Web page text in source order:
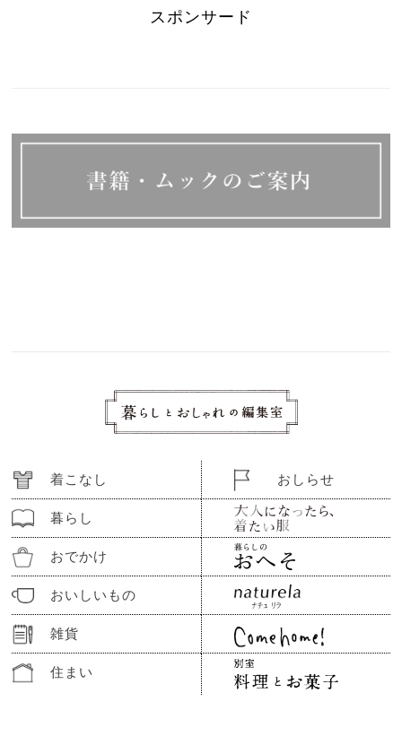
スポンサード
着こなし
暮らし
おでかけ
おいしいもの
雑貨
住まい
おしらせ